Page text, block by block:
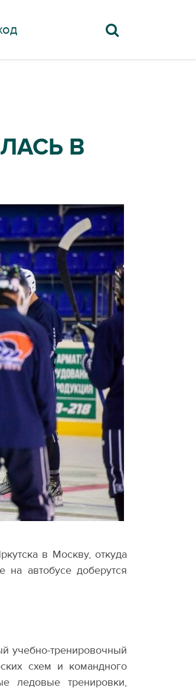
В
в Москву, откуда
автобусе доберутся
учебно-тренировочный
схем и командного
ледовые тренировки,